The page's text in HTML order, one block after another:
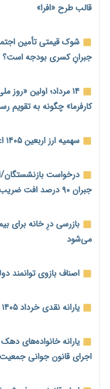
کارخانه‌ها ایستادند؛
مواد اولیه
قیمت مسکن در دست
ملک را ملتهب می‌کند؟
سهمیه جدید
منابع صندوق ملی مسکن
بالای ۸۰ درصد پیشرفت
هشدار درباره آینده
قربانی نکنیم
ترمیم مزد در راه
وام بدون رتبه
خود می‌گوید
محدودیت صنایع
قالب طرح «افرا»
شوک قیمتی تأمین
جبرانِ کسری بودجه است؟
۱۴ مرداد؛ اولین
کارفرما» چگونه به تقویم
سهمیه ارز اربعین ۱۴۰۵ اعلام شد؛ ۲۰۰ هزار دینار برای هر زائر
درخواست
جبران ۹۰ درصد افت ضریب زمان برقراری
بازرسی درِ خانه برای
می‌شود
اصناف بازوی توانمند
یارانه نقدی خرداد ۱۴۰۵ دهک‌های چهارم تا نهم واریز شد
اجرای قانون جوانی جمعیت